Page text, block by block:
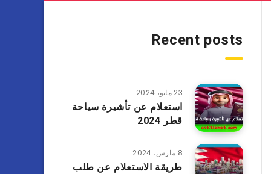
Recent posts
23 مايو، 2024
استعلام عن تأشيرة سياحة
قطر 2024
8 مارس، 2024
طريقة الاستعلام عن طلب